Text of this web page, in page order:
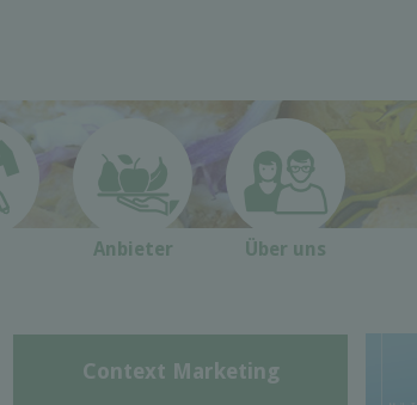
Anbieter Über uns
Context Marketing